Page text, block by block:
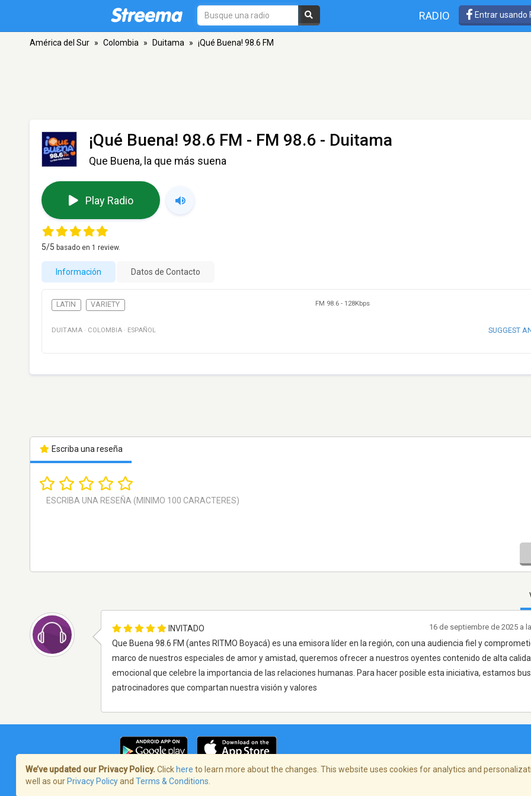
RADIO Entrar usando
América del Sur » Colombia » Duitama » ¡Qué Buena! 98.6 FM
¡Qué Buena! 98.6 FM - FM 98.6 - Duitama
Que Buena, la que más suena
Play Radio
5/5 basado en 1 review.
Información Datos de Contacto
LATIN VARIETY FM 98.6 - 128Kbps
DUITAMA · COLOMBIA · ESPAÑOL SUGGEST
Escriba una reseña
INVITADO
Que Buena 98.6 FM (antes RITMO Boyacá) es una emisora líder en la región, con una audiencia fiel y
marco de nuestros especiales de amor y amistad, queremos ofrecer a nuestros oyentes contenido de alta
emocional que celebre la importancia de las relaciones humanas. Para hacer posible esta iniciativa, estamos
patrocinadores que compartan nuestra visión y valores
16 de septiembre de 2025 a
Términos de servicio/Política de privacidad
We’ve updated our Privacy Policy. Click here to learn more about the changes. This website uses cookies for analytics and
well as our Privacy Policyand Terms & Conditions